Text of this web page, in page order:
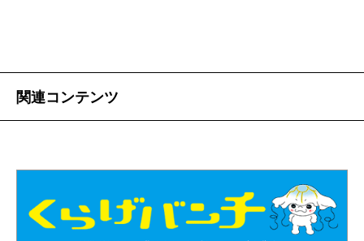
関連コンテンツ